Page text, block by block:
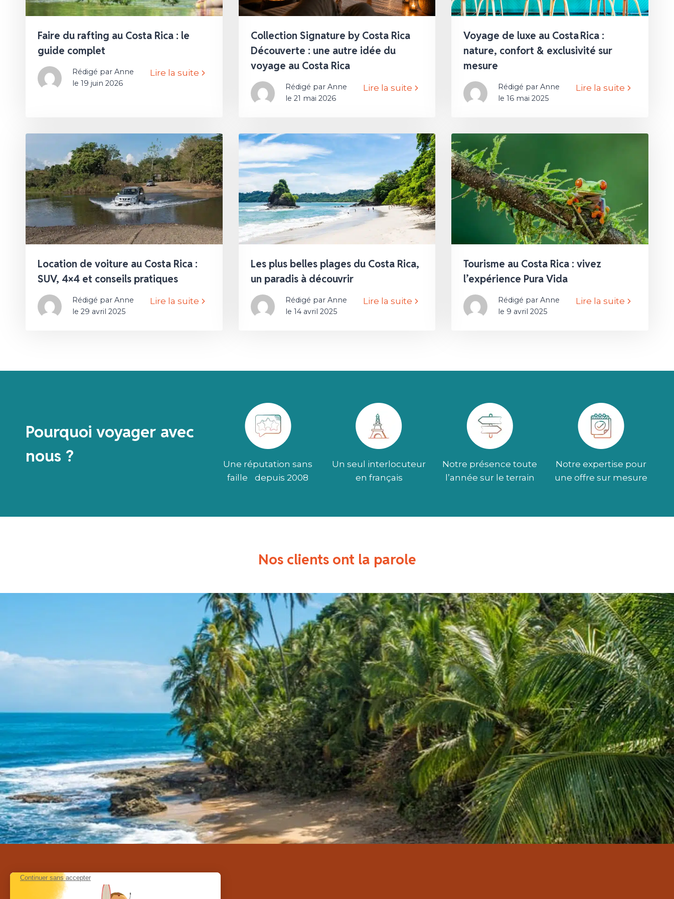
Faire du rafting au Costa Rica : le
guide complet
Rédigé par Anne
le 19 juin 2026
Lire la suite
Collection Signature by Costa Rica
Découverte : une autre idée du
voyage au Costa Rica
Rédigé par Anne
le 21 mai 2026
Lire la suite
Voyage de luxe au Costa Rica :
nature, confort & exclusivité sur
mesure
Rédigé par Anne
le 16 mai 2025
Lire la suite
Location de voiture au Costa Rica :
SUV, 4×4 et conseils pratiques
Rédigé par Anne
le 29 avril 2025
Lire la suite
Les plus belles plages du Costa Rica,
un paradis à découvrir
Rédigé par Anne
le 14 avril 2025
Lire la suite
Tourisme au Costa Rica : vivez
l’expérience Pura Vida
Rédigé par Anne
le 9 avril 2025
Lire la suite
Pourquoi voyager avec
nous ?
Une réputation sans
faille depuis 2008
Un seul interlocuteur
en français
Notre présence toute
l’année sur le terrain
Notre expertise pour
une offre sur mesure
Nos clients ont la parole